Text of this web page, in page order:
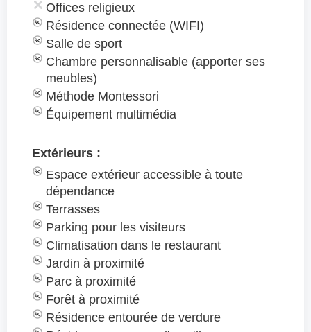
Offices religieux
Résidence connectée (WIFI)
Salle de sport
Chambre personnalisable (apporter ses
meubles)
Méthode Montessori
Équipement multimédia
Extérieurs :
Espace extérieur accessible à toute
dépendance
Terrasses
Parking pour les visiteurs
Climatisation dans le restaurant
Jardin à proximité
Parc à proximité
Forêt à proximité
Résidence entourée de verdure